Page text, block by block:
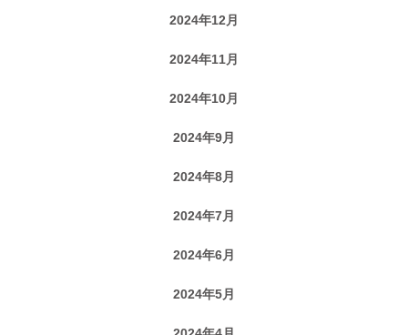
2024年12月
2024年11月
2024年10月
2024年9月
2024年8月
2024年7月
2024年6月
2024年5月